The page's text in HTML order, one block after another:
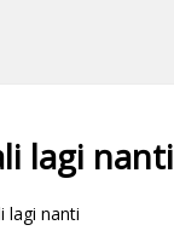
lagi nanti
lagi nanti